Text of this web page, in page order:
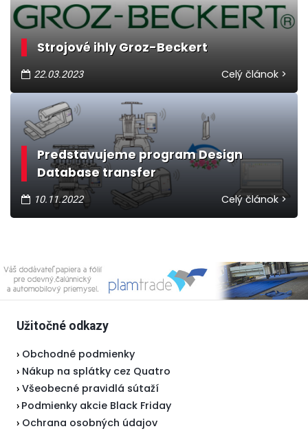
Strojové ihly Groz-Beckert
22.03.2023 Celý článok >
Predstavujeme program Design
Database transfer
10.11.2022 Celý článok >
Užitočné odkazy
› Obchodné podmienky
› Nákup na splátky cez Quatro
› Všeobecné pravidlá sútaží
› Podmienky akcie Black Friday
› Ochrana osobných údajov